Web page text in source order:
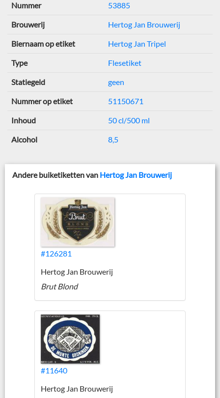
Nummer
53885
Brouwerij Hertog Jan Brouwerij
Biernaam op etiket Hertog Jan Tripel
Type Flesetiket
Statiegeld geen
Nummer op etiket 51150671
Inhoud 50 cl/500 ml
Alcohol 8,5
Andere buiketiketten van Hertog Jan Brouwerij
#126281
Hertog Jan Brouwerij
Brut Blond
#11640
Hertog Jan Brouwerij